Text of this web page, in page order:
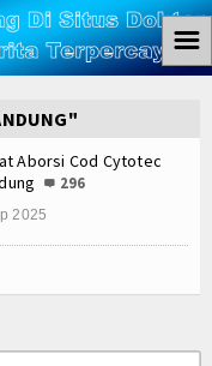
☰
Aborsi Cod Cytotec
296
2025